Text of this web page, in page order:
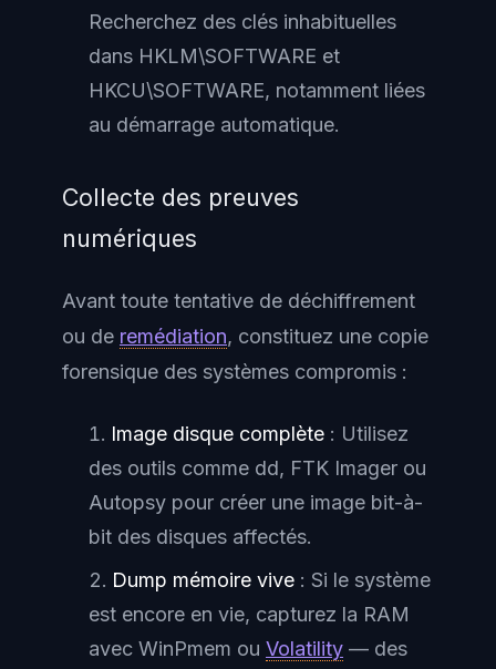
Recherchez des clés inhabituelles
dans HKLM\SOFTWARE et
HKCU\SOFTWARE, notamment liées
au démarrage automatique.
Collecte des preuves
numériques
Avant toute tentative de déchiffrement
ou de remédiation, constituez une copie
forensique des systèmes compromis :
Image disque complète : Utilisez
des outils comme dd, FTK Imager ou
Autopsy pour créer une image bit-à-
bit des disques affectés.
Dump mémoire vive : Si le système
est encore en vie, capturez la RAM
avec WinPmem ou Volatility — des